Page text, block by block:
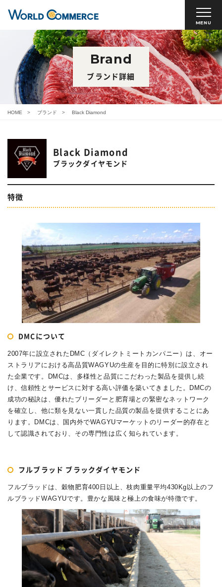
MENU
Brand
ブランド詳細
HOME ブランド Black Diamond
Black Diamond
ブラックダイヤモンド
特徴
DMCについて
2007年に設立されたDMC（ダイレクトミートカンパニー）は、オー
ストラリアにおける高品質WAGYUの生産を目的に特別に設立され
た企業です。DMCは、多様性と品質にこだわった製品を提供し続
け、信頼性とサービスに対する高い評価を築いてきました。DMCの
成功の秘訣は、優れたブリーダーと肥育場との緊密なネットワーク
を確立し、他に類を見ない一貫した品質の製品を提供することにあ
ります。DMCは、国内外でWAGYUマーケットのリーダー的存在と
して認識されており、その専門性は広く知られています。
フルブラッド ブラックダイヤモンド
フルブラッドは、穀物肥育400日以上、枝肉重量平均430Kg以上のフ
ルブラッドWAGYUです。豊かな風味と極上の食味が特徴です。